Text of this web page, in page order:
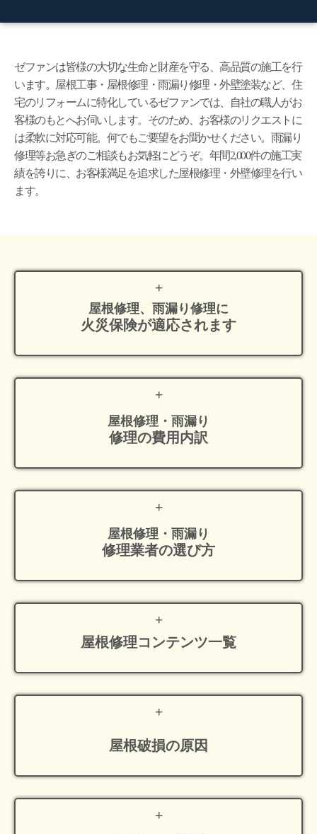
ゼファンは皆様の大切な生命と財産を守る、高品質の施工を行
います。屋根工事・屋根修理・雨漏り修理・外壁塗装など、住
宅のリフォームに特化しているゼファンでは、自社の職人がお
客様のもとへお伺いします。そのため、お客様のリクエストに
は柔軟に対応可能。何でもご要望をお聞かせください。雨漏り
修理等お急ぎのご相談もお気軽にどうぞ。年間2,000件の施工実
績を誇りに、お客様満足を追求した屋根修理・外壁修理を行い
ます。
屋根修理、雨漏り修理に
火災保険が適応されます
屋根修理・雨漏り
修理の費用内訳
屋根修理・雨漏り
修理業者の選び方
屋根修理コンテンツ一覧
屋根破損の原因